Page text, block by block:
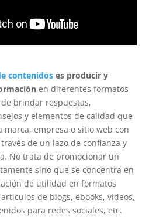
contenidoses producir y
en diferentes formatos
brindar respuestas,
y elementos de calidad que
marca, empresa o sitio web con
de un lazo de confianza y
No trata de promocionar un
sino que se concentra en
de utilidad en formatos
de blogs, ebooks, videos,
para redes sociales, etc.